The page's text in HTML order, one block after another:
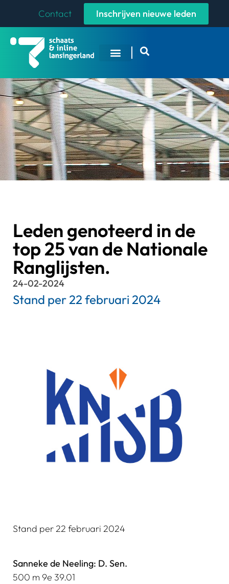
Inschrijven nieuwe leden
Contact
Leden genoteerd in de
top 25 van de Nationale
Ranglijsten.
24-02-2024
Stand per 22 februari 2024
Stand per 22 februari 2024
Sanneke de Neeling: D. Sen.
500 m 9e 39.01